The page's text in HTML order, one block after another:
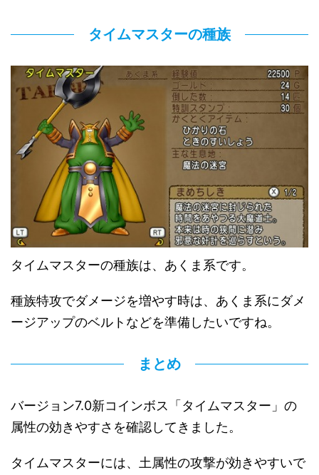
タイムマスターの種族
タイムマスターの種族は、あくま系です。
種族特攻でダメージを増やす時は、あくま系にダメ
ージアップのベルトなどを準備したいですね。
まとめ
バージョン7.0新コインボス「タイムマスター」の
属性の効きやすさを確認してきました。
タイムマスターには、土属性の攻撃が効きやすいで